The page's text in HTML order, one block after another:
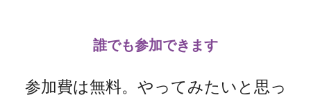
誰でも参加できます
参加費は無料。 やってみたいと思っ